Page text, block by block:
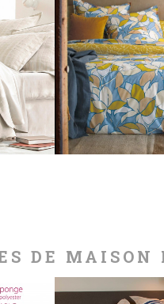
PARURE
DE MAISON